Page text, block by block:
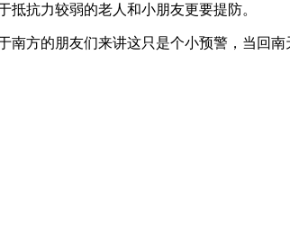
抗力较弱的老人和小朋友更要提防。
方的朋友们来讲这只是个小预警，当回